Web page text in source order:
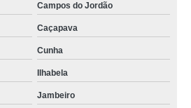
Campos do Jordão
Caçapava
Cunha
Ilhabela
Jambeiro